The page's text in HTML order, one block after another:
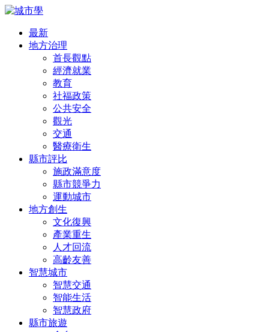
最新
地方治理
首長觀點
經濟就業
教育
社福政策
公共安全
觀光
交通
醫療衛生
縣市評比
施政滿意度
縣市競爭力
運動城市
地方創生
文化復興
產業重生
人才回流
高齡友善
智慧城市
智慧交通
智能生活
智慧政府
縣市旅遊